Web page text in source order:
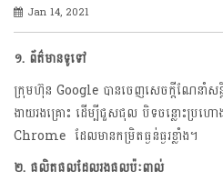
Jan 14, 2021
១. ព័ត៌មានទូទៅ
ក្រុមហ៊ុន​ Google​ បាន​ចេញ​សេចក្តី​ណែនាំសន្តិ
ងាយរងគ្រោះ ដើម្បីជួសជុល បិទចន្លោះប្រហ
Chrome ដែលមានកម្រិត​ធ្ងន់ធ្ងរ​ខ្លាំង។
២. ផលិតផលដែលរងផលប៉ៈពាល់